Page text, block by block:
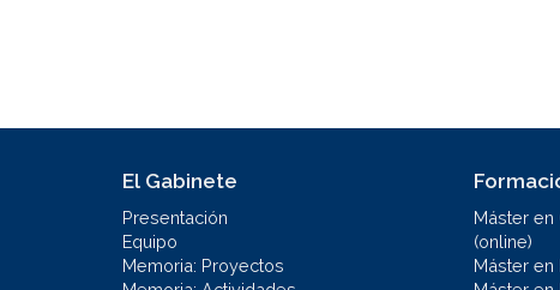
El Gabinete
Presentación
Equipo
Memoria: Proyectos
Máster en
(online)
Máster